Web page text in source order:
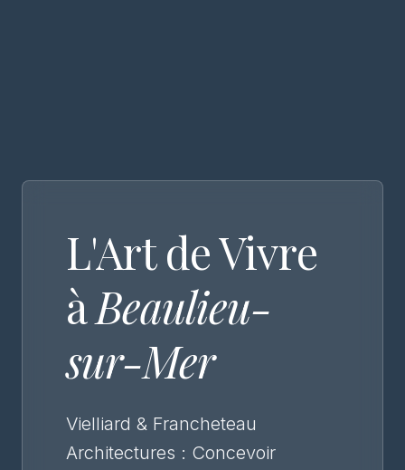
L'Art de Vivre
àBeaulieu-
sur-Mer
Vielliard & Francheteau
Architectures : Concevoir